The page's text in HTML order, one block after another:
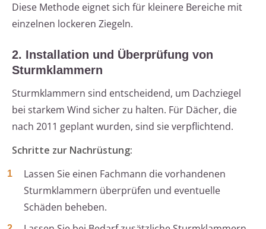
Diese Methode eignet sich für kleinere Bereiche mit
einzelnen lockeren Ziegeln.
2. Installation und Überprüfung von
Sturmklammern
Sturmklammern sind entscheidend, um Dachziegel
bei starkem Wind sicher zu halten. Für Dächer, die
nach 2011 geplant wurden, sind sie verpflichtend.
Schritte zur Nachrüstung:
Lassen Sie einen Fachmann die vorhandenen
Sturmklammern überprüfen und eventuelle
Schäden beheben.